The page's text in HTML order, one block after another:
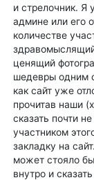
и стрелочник. Я
админе или его
количестве
ценящий
шедевры одним
как сайт уже
прочитав наши
сказать почти
участником
закладку на
может стояло
внутро и